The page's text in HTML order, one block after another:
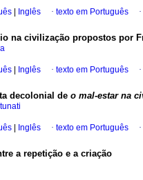
Inglês · texto em Português ·
na civilização propostos por
Inglês · texto em Português ·
decolonial de o mal-estar na
Inglês · texto em Português ·
a repetição e a criação